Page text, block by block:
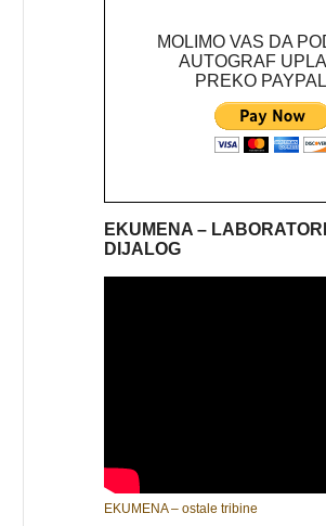
MOLIMO VAS DA
AUTOGRAF
PREKO
EKUMENA –
DIJALOG
EKUMENA – ostale tribine